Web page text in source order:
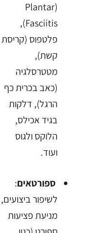
(Plantar
Fasciitis),
פלטפוס (קריסת
קשת),
מטטרסלגיה
(כאב בכרית כף
הרגל), דלקות
בגיד אכילס,
הלוקס ולגוס
ועוד.
ספורטאים:
לשיפור ביצועים,
מניעת פציעות